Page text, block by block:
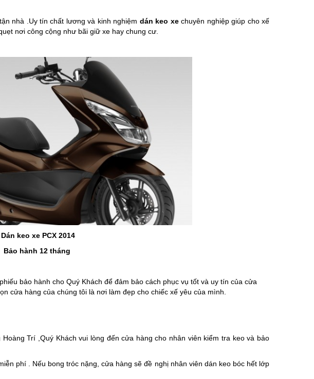
nhà .Uy tín chất lương và kinh nghiệm dán keo xechuyên nghiệp giúp cho xế
nơi công cộng như bãi giữ xe hay chung cư.
Dán keo xe PCX 2014
Bảo hành 12 tháng
bảo hành cho Quý Khách để đảm bảo cách phục vụ tốt và uy tín của cửa
cửa hàng của chúng tôi là nơi làm đẹp cho chiếc xế yêu của mình.
Trí ,Quý Khách vui lòng đến cửa hàng cho nhân viên kiểm tra keo và bảo
phí . Nếu bong tróc nặng, cửa hàng sẽ đề nghị nhân viên dán keo bóc hết lớp